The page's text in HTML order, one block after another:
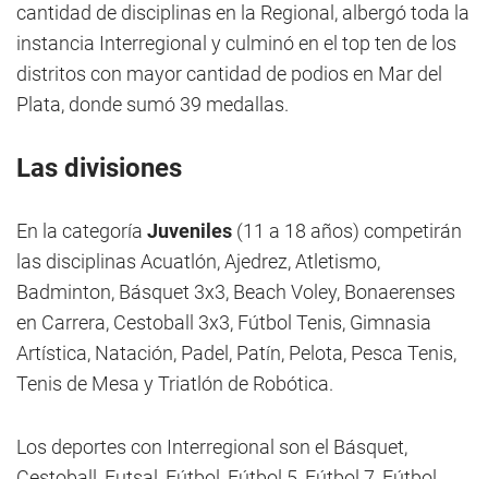
cantidad de disciplinas en la Regional, albergó toda la
instancia Interregional y culminó en el top ten de los
distritos con mayor cantidad de podios en Mar del
Plata, donde sumó 39 medallas.
Las divisiones
En la categoría Juveniles (11 a 18 años) competirán
las disciplinas Acuatlón, Ajedrez, Atletismo,
Badminton, Básquet 3x3, Beach Voley, Bonaerenses
en Carrera, Cestoball 3x3, Fútbol Tenis, Gimnasia
Artística, Natación, Padel, Patín, Pelota, Pesca Tenis,
Tenis de Mesa y Triatlón de Robótica.
Los deportes con Interregional son el Básquet,